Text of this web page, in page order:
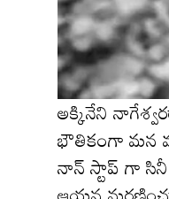
అక్కినేని
భౌతికంగా మన
నాన్ స్టాప్ గా